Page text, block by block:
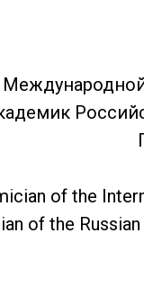
of the
of the